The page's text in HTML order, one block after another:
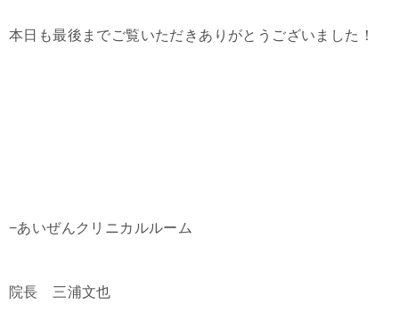
本日も最後までご覧いただきありがとうございました！
−あいぜんクリニカルルーム
院長 三浦文也